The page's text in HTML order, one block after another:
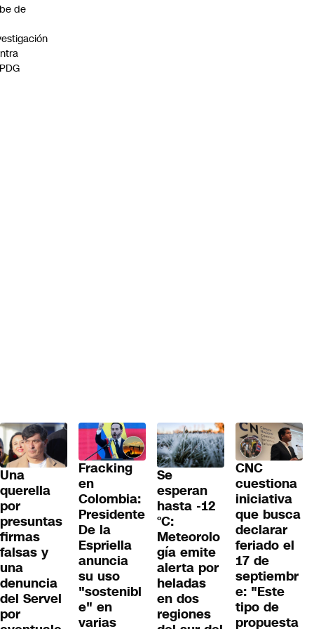
de
Una
querella
por
presuntas
firmas
falsas y
una
denuncia
del Servel
por
Fracking
en
Colombia:
Presidente
De la
Espriella
anuncia
su uso
"sostenibl
e" en
varias
Se
esperan
hasta -12
°C:
Meteorolo
gía emite
alerta por
heladas
en dos
regiones
CNC
cuestiona
iniciativa
que busca
declarar
feriado el
17 de
septiembr
e: "Este
tipo de
propuesta